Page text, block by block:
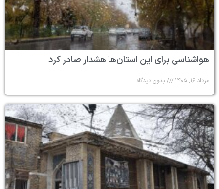
هواشناسی برای این استان‌ها هشدار صادر کرد
مرداد ۱۶, ۱۴۰۵ بدون دیدگاه